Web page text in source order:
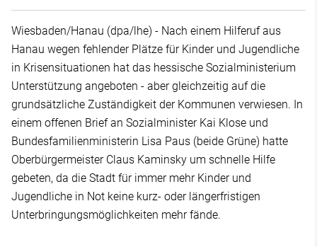
Wiesbaden/Hanau (dpa/lhe) - Nach einem Hilferuf aus
Hanau wegen fehlender Plätze für Kinder und Jugendliche
in Krisensituationen hat das hessische Sozialministerium
Unterstützung angeboten - aber gleichzeitig auf die
grundsätzliche Zuständigkeit der Kommunen verwiesen. In
einem offenen Brief an Sozialminister Kai Klose und
Bundesfamilienministerin Lisa Paus (beide Grüne) hatte
Oberbürgermeister Claus Kaminsky um schnelle Hilfe
gebeten, da die Stadt für immer mehr Kinder und
Jugendliche in Not keine kurz- oder längerfristigen
Unterbringungsmöglichkeiten mehr fände.